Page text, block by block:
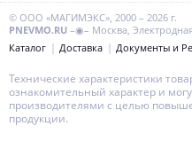
© ООО «МАГИМЭКС», 2000 – 2026 г.
PNEVMO.RU –◉– Москва,
Каталог
Доставка Документы и
Технические характеристики
ознакомительный характер и
производителями с целью
продукции.